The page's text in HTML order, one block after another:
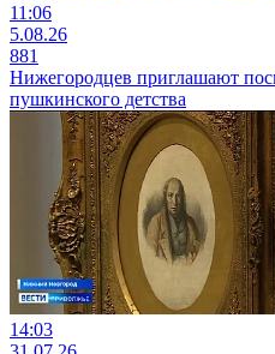
11:06
5.08.26
881
Нижегородцев приглашают
пушкинского детства
14:03